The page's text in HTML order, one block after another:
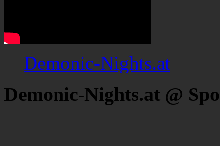
Demonic-Nights.at
Demonic-Nights.at @